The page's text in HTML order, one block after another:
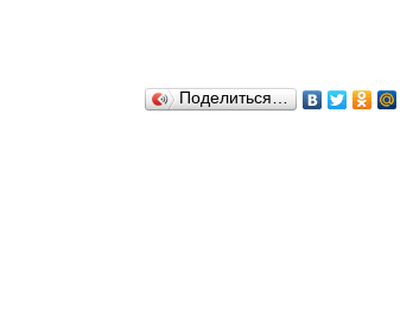
Поделиться…